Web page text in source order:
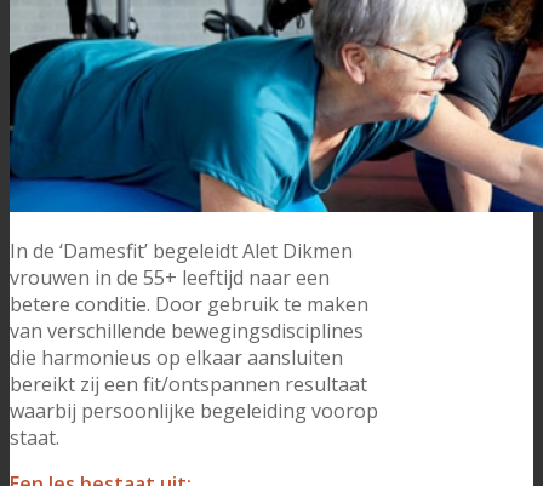
In de ‘Damesfit’ begeleidt Alet Dikmen
vrouwen in de 55+ leeftijd naar een
betere conditie. Door gebruik te maken
van verschillende bewegingsdisciplines
die harmonieus op elkaar aansluiten
bereikt zij een fit/ontspannen resultaat
waarbij persoonlijke begeleiding voorop
staat.